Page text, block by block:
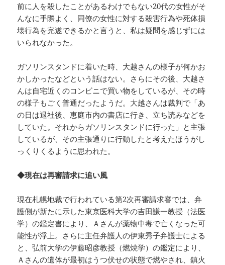
前に人を殺したことがあるわけでもない20代の女性がそ
んなに手際よく、同僚の女性に対する殺害行為や死体損
壊行為を完遂できるかと言うと、私は疑問を感じずには
いられなかった。
ガソリンスタンドに着いた時、大越さんの様子が何かお
かしかったなどという話はない。さらにその後、大越さ
んは自宅近くのコンビニで買い物をしているが、その時
の様子もごく普通だったようだ。大越さんは裁判で「あ
の日は退社後、恵庭市内の書店に行き、立ち読みなどを
していた。それからガソリンスタンドに行った」と主張
しているが、その主張通りに行動したと考えたほうがし
っくりくるように思われた。
◆現在は再審請求に追い風
現在札幌地裁で行われている第2次再審請求審では、弁
護側が新たに示した東京医科大学の吉田謙一教授（法医
学）の鑑定書により、Ａさんが薬物中毒で亡くなった可
能性が浮上。さらに主任弁護人の伊東秀子弁護士による
と、弘前大学の伊藤昭彦教授（燃焼学）の鑑定により、
Ａさんの遺体が最初はうつ伏せの状態で燃やされ、鎮火